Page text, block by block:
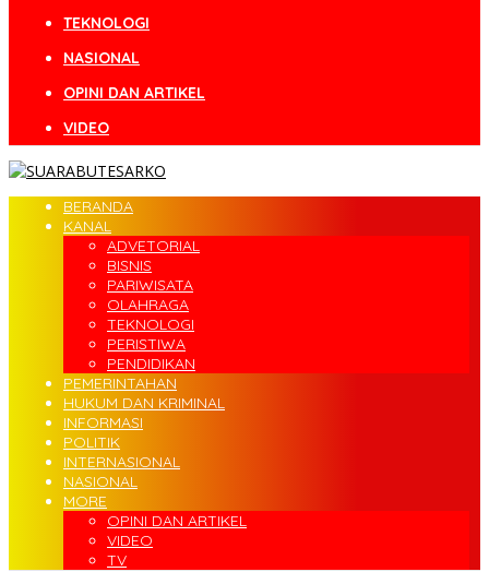
TEKNOLOGI
NASIONAL
OPINI DAN ARTIKEL
VIDEO
BERANDA
KANAL
ADVETORIAL
BISNIS
PARIWISATA
OLAHRAGA
TEKNOLOGI
PERISTIWA
PENDIDIKAN
PEMERINTAHAN
HUKUM DAN KRIMINAL
INFORMASI
POLITIK
INTERNASIONAL
NASIONAL
MORE
OPINI DAN ARTIKEL
VIDEO
TV